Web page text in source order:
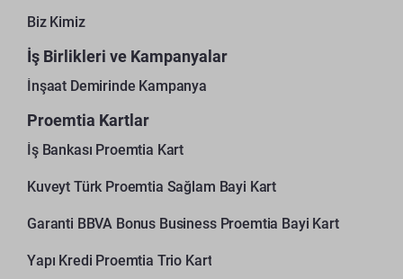
Biz Kimiz
İş Birlikleri ve Kampanyalar
İnşaat Demirinde Kampanya
Proemtia Kartlar
İş Bankası Proemtia Kart
Kuveyt Türk Proemtia Sağlam Bayi Kart
Garanti BBVA Bonus Business Proemtia Bayi Kart
Yapı Kredi Proemtia Trio Kart